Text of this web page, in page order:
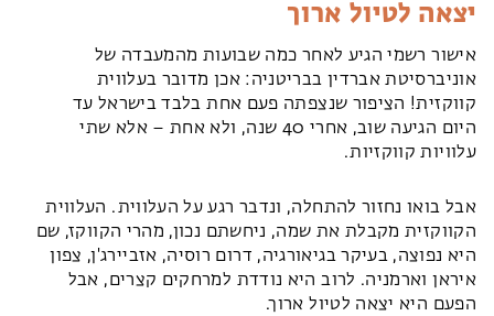
יצאה לטיול ארוך
אישור רשמי הגיע לאחר כמה שבועות מהמעבדה של
אוניברסיטת אברדין בבריטניה: אכן מדובר בעלווית
קווקזית! הציפור שנצפתה פעם אחת בלבד בישראל עד
היום הגיעה שוב, אחרי 40 שנה, ולא אחת – אלא שתי
עלוויות קווקזיות.
אבל בואו נחזור להתחלה, ונדבר רגע על העלווית. העלווית
הקווקזית מקבלת את שמה, ניחשתם נכון, מהרי הקווקז, שם
היא נפוצה, בעיקר בגיאורגיה, דרום רוסיה, אזביירג'ן, צפון
איראן וארמניה. לרוב היא נודדת למרחקים קצרים, אבל
הפעם היא יצאה לטיול ארוך.